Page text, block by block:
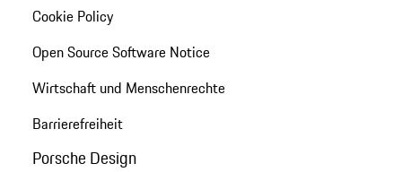
Cookie Policy
Open Source Software Notice
Wirtschaft und Menschenrechte
Barrierefreiheit
Porsche Design